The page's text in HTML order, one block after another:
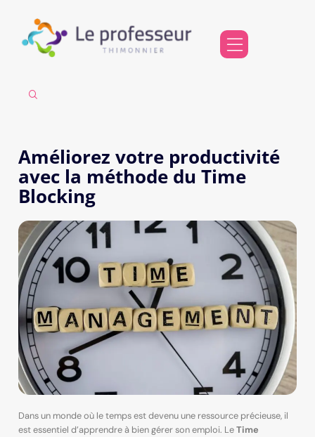
Améliorez votre productivité
avec la méthode du Time
Blocking
Dans un monde où le temps est devenu une ressource précieuse, il
est essentiel d’apprendre à bien gérer son emploi. LeTime